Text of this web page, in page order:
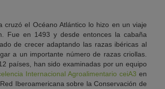
cruzó el Océano Atlántico lo hizo en un viaje
Fue en 1493 y desde entonces la cabaña
de crecer adaptando las razas ibéricas al
a un importante número de razas criollas.
países, han sido examinadas por un equipo
Internacional Agroalimentario ceiA3 en
Iberoamericana sobre la Conservación de